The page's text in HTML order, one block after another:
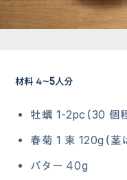
材料 ４〜5⼈分
牡蠣 1-2pc（30 個
春菊 1 束 120g（茎
バター 40g